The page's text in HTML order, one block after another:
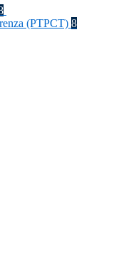
(PTPCT) 8